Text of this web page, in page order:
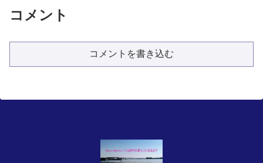
コメント
コメントを書き込む